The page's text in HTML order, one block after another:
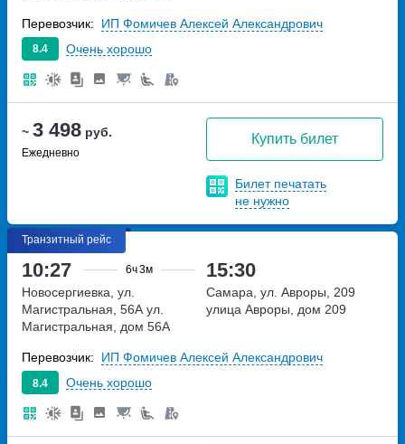
~ 3 498 руб.
Ежедневно
Купить билет
Билет печатать
не нужно
8.4 Очень хорошо
Перевозчик: ИП Фомичев Алексей Александрович
Транзитный рейс
10:27 6ч3м 15:30
Новосергиевка, ул.
Магистральная, 56А ул.
Магистральная, дом 56А
Самара, ул. Авроры, 209
улица Авроры, дом 209
8.4 Очень хорошо
Перевозчик: ИП Фомичев Алексей Александрович